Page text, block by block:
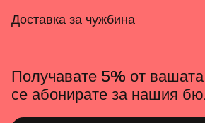
Доставка за чужбина
Получавате 5% от
се абонирате за нашия